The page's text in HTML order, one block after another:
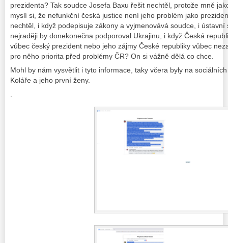
prezidenta? Tak soudce Josefa Baxu řešit nechtěl, protože mně
myslí si, že nefunkční česká justice není jeho problém jako
nechtěl, i když podepisuje zákony a vyjmenovává soudce, i
nejraději by donekonečna podporoval Ukrajinu, i když Česká
vůbec český prezident nebo jeho zájmy České republiky vůbec
pro něho priorita před problémy ČR? On si vážně dělá co chce.
Mohl by nám vysvětlit i tyto informace, taky včera byly na
Koláře a jeho první ženy.